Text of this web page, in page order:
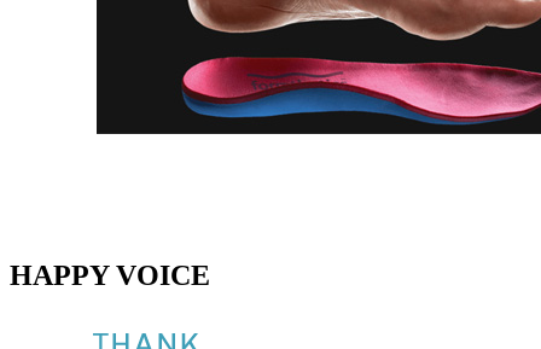
HAPPY VOICE